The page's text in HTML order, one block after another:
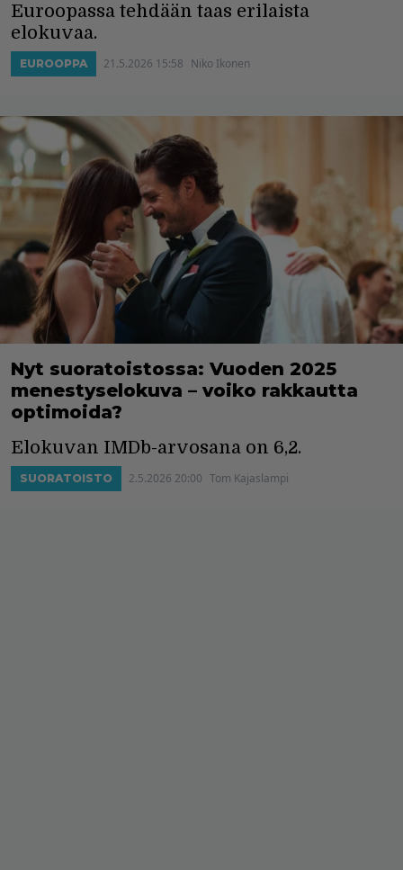
Euroopassa tehdään taas erilaista
elokuvaa.
EUROOPPA 21.5.2026 15:58 Niko Ikonen
Nyt suoratoistossa: Vuoden 2025
menestyselokuva – voiko rakkautta
optimoida?
Elokuvan IMDb-arvosana on 6,2.
SUORATOISTO 2.5.2026 20:00 Tom Kajaslampi